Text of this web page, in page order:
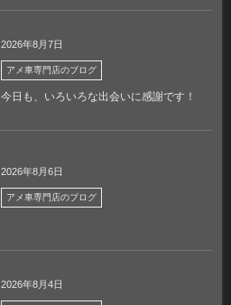
2026年8月7日
アメ車専門店のブログ
今日も、いろいろな出会いに感謝です！
2026年8月6日
アメ車専門店のブログ
2026年8月4日